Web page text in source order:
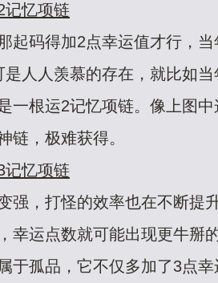
记忆项链
起码得加2点幸运值才行，
人人羡慕的存在，就比如
一根运2记忆项链。像上图
链，极难获得。
记忆项链
强，打怪的效率也在不断提
幸运点数就可能出现更牛掰
于孤品，它不仅多加了3点